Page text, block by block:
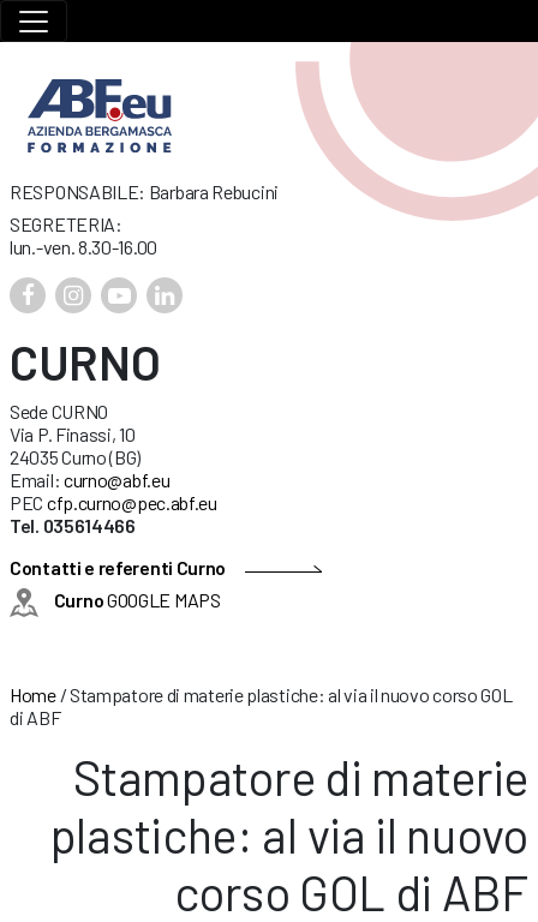
RESPONSABILE: Barbara Rebucini
SEGRETERIA:
lun.-ven. 8.30-16.00
CURNO
Sede CURNO
Via P. Finassi, 10
24035 Curno (BG)
Email: curno@abf.eu
PEC cfp.curno@pec.abf.eu
Tel. 035614466
Contatti e referenti Curno
CurnoGOOGLE MAPS
Home/ Stampatore di materie plastiche: al via il nuovo corso GOL
di ABF
Stampatore di materie
plastiche: al via il nuovo
corso GOL di ABF